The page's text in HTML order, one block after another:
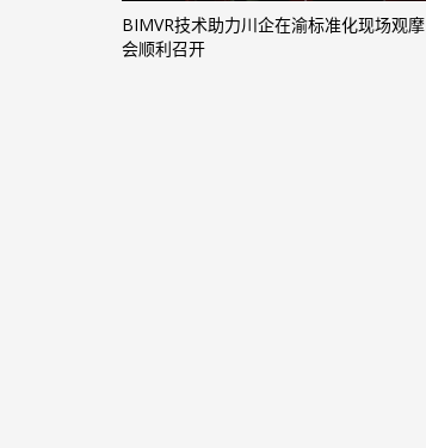
BIMVR技术助力川企在渝标准化现场观摩
会顺利召开